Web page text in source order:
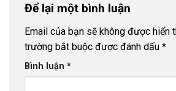
Để lại một bình luận
Email của bạn sẽ không được hiển
trường bắt buộc được đánh dấu *
Bình luận *